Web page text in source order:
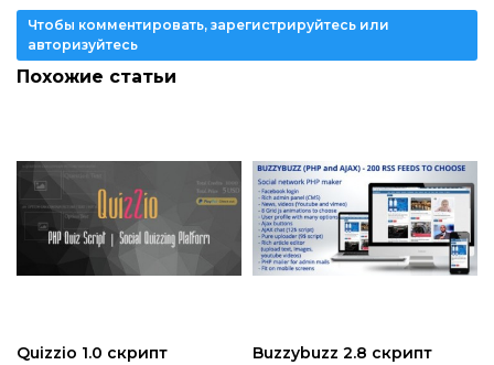
Чтобы комментировать, зарегистрируйтесь или
авторизуйтесь
Похожие статьи
Quizzio 1.0 скрипт
Buzzybuzz 2.8 скрипт